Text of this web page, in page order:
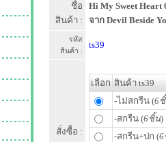
ชื่อ
สินค้า :
Hi My Sweet
จาก Devil Beside
รหัส
สินค้า :
ts39
สั่งซื้อ :
เลือก สินค้า ts39
-ไม่สกรีน (6
-สกรีน (6ชิ้น)
-สกรีน+ปก (